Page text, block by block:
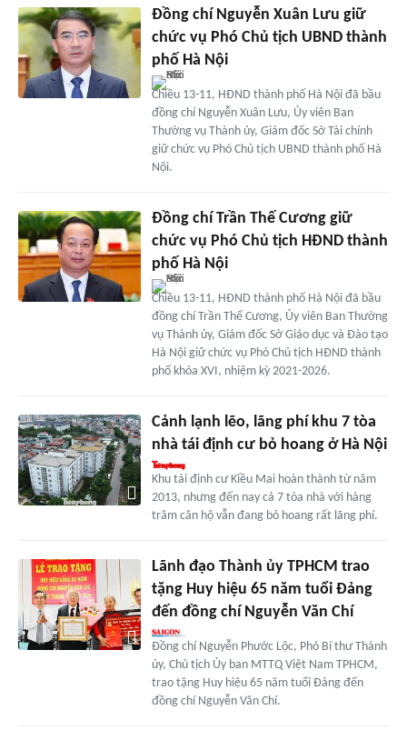
Đồng chí Nguyễn Xuân Lưu giữ
chức vụ Phó Chủ tịch UBND thành
phố Hà Nội
Chiều 13-11, HĐND thành phố Hà Nội đã bầu
đồng chí Nguyễn Xuân Lưu, Ủy viên Ban
Thường vụ Thành ủy, Giám đốc Sở Tài chính
giữ chức vụ Phó Chủ tịch UBND thành phố Hà
Nội.
Đồng chí Trần Thế Cương giữ
chức vụ Phó Chủ tịch HĐND thành
phố Hà Nội
Chiều 13-11, HĐND thành phố Hà Nội đã bầu
đồng chí Trần Thế Cương, Ủy viên Ban Thường
vụ Thành ủy, Giám đốc Sở Giáo dục và Đào tạo
Hà Nội giữ chức vụ Phó Chủ tịch HĐND thành
phố khóa XVI, nhiệm kỳ 2021-2026.
Cảnh lạnh lẽo, lãng phí khu 7 tòa
nhà tái định cư bỏ hoang ở Hà Nội
Khu tái định cư Kiều Mai hoàn thành từ năm
2013, nhưng đến nay cả 7 tòa nhà với hàng
trăm căn hộ vẫn đang bỏ hoang rất lãng phí.
Lãnh đạo Thành ủy TPHCM trao
tặng Huy hiệu 65 năm tuổi Đảng
đến đồng chí Nguyễn Văn Chí
Đồng chí Nguyễn Phước Lộc, Phó Bí thư Thành
ủy, Chủ tịch Ủy ban MTTQ Việt Nam TPHCM,
trao tặng Huy hiệu 65 năm tuổi Đảng đến
đồng chí Nguyễn Văn Chí.